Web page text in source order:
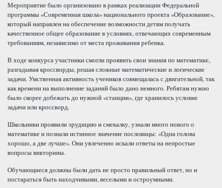
Мероприятие было организовано в рамках реализации Федеральной
программы «Современная школа» национального проекта «Образование»,
который направлен на обеспечение возможности детям получать
качественное общее образование в условиях, отвечающих современным
требованиям, независимо от места проживания ребенка.
В ходе конкурса участники смогли проявить свои знания по математике,
разгадывая кроссворды, решая сложные математические и логические
задачи. Умственная активность учеников совмещалась с двигательной, так
как времени на выполнение заданий было дано немного. Ребятам нужно
было скорее добежать до нужной «станции», где хранилось условие
задачи или кроссворд.
Школьники проявили эрудицию и смекалку, узнали много нового о
математике и познали истинное значение пословицы: «Одна голова
хорошо, а две лучше». Они увлеченно искали ответы на непростые
вопросы викторины.
Обучающиеся должны были дать не просто правильный ответ, но и
постараться быть находчивыми, веселыми и остроумными.